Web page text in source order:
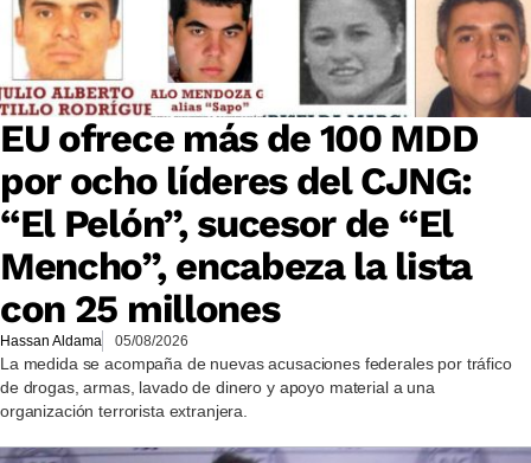
EU ofrece más de 100 MDD
por ocho líderes del CJNG:
“El Pelón”, sucesor de “El
Mencho”, encabeza la lista
con 25 millones
Hassan Aldama 05/08/2026
La medida se acompaña de nuevas acusaciones federales por tráfico
de drogas, armas, lavado de dinero y apoyo material a una
organización terrorista extranjera.